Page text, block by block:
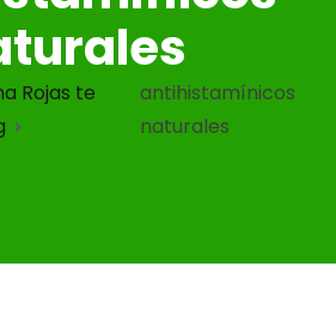
Rojas te
antihistamínicos
naturales